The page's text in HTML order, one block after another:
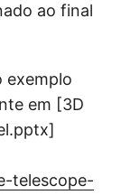
ao final
exemplo
em [3D
telescope-